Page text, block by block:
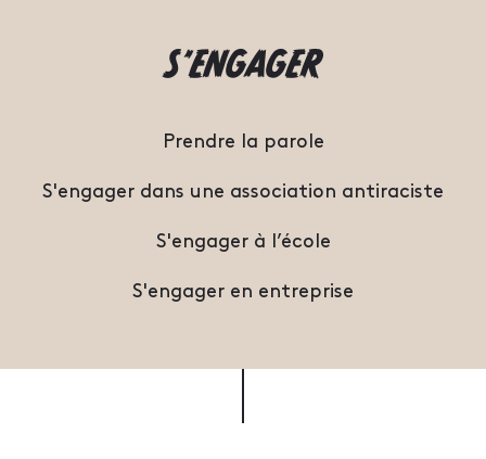
S’ENGAGER
Prendre la parole
S'engager dans une association antiraciste
S'engager à l’école
S'engager en entreprise